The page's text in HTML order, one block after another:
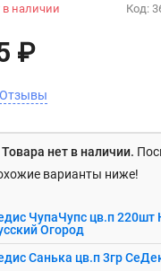
в наличии Код:
₽
Отзывы
Товара нет в наличии.
варианты ниже!
ЧупаЧупс цв.п 220шт
Огород
Санька цв.п 3гр